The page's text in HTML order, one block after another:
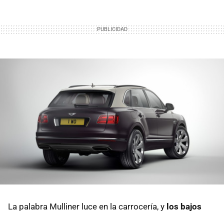
La palabra Mulliner luce en la carrocería, y los bajos